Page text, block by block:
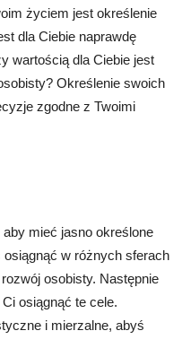
życiem jest określenie
dla Ciebie naprawdę
wartością dla Ciebie jest
Określenie swoich
zgodne z Twoimi
mieć jasno określone
osiągnąć w różnych sferach
osobisty. Następnie
osiągnąć te cele.
i mierzalne, abyś